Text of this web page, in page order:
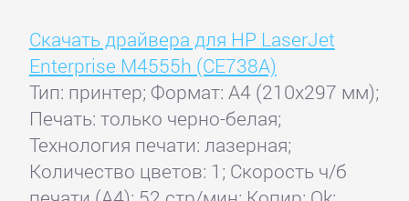
Скачать драйвера для HP LaserJet
Enterprise M4555h (CE738A)
Тип: принтер; Формат: A4 (210x297 мм);
Печать: только черно-белая;
Технология печати: лазерная;
Количество цветов: 1; Скорость ч/б